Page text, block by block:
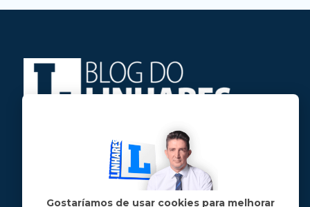
Jose Linhares Jr é maranhense.
Formado em Jornalismo, estudou filosofia
e tem pós-graduações em ciência política
e marketing político.
Gostaríamos de usar cookies para melhorar